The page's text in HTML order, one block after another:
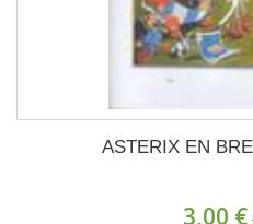
ASTERIX EN
3,00 €